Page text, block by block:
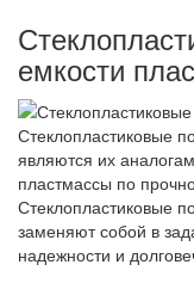
емкости
Стеклопластиковые
являются их
пластмассы по
Стеклопластиковые
заменяют собой в
надежности и